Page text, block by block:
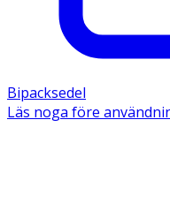
Bipacksedel
Läs noga före